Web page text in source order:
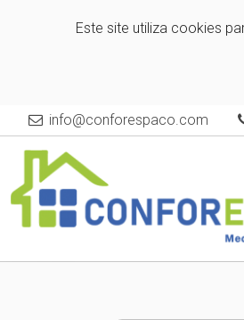
Este site utiliza cookies
info@conforespaco.com